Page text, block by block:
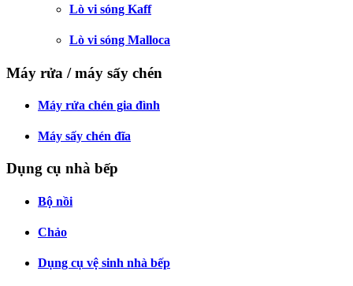
Lò vi sóng Kaff
Lò vi sóng Malloca
Máy rửa / máy sấy chén
Máy rửa chén gia đình
Máy sấy chén đĩa
Dụng cụ nhà bếp
Bộ nồi
Chảo
Dụng cụ vệ sinh nhà bếp